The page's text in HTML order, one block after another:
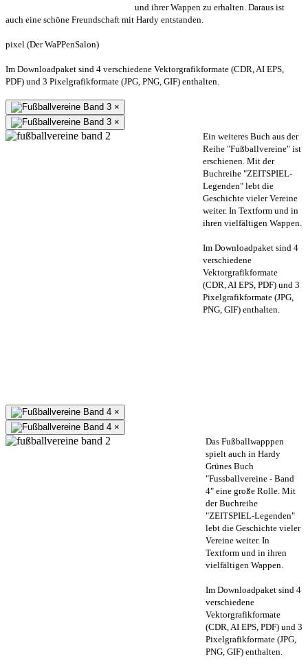
und ihrer Wappen zu erhalten. Daraus ist
auch eine schöne Freundschaft mit Hardy entstanden.
pixel (Der WaPPenSalon)
Im Downloadpaket sind 4 verschiedene Vektorgrafikformate (CDR, AI EPS,
PDF) und 3 Pixelgrafikformate (JPG, PNG, GIF) enthalten.
×
×
Ein weiteres Buch aus der
Reihe "Fußballvereine" ist
erschienen. Mit der
Buchreihe "ZEITSPIEL-
Legenden" lebt die
Geschichte vieler Vereine
weiter. In Textform und in
ihren vielfältigen Wappen.
Im Downloadpaket sind 4
verschiedene
Vektorgrafikformate
(CDR, AI EPS, PDF) und 3
Pixelgrafikformate (JPG,
PNG, GIF) enthalten.
×
×
Das Fußballwapppen
spielt auch in Hardy
Grünes Buch
"Fussballvereine - Band
4" eine große Rolle. Mit
der Buchreihe
"ZEITSPIEL-Legenden"
lebt die Geschichte vieler
Vereine weiter. In
Textform und in ihren
vielfältigen Wappen.
Im Downloadpaket sind 4
verschiedene
Vektorgrafikformate
(CDR, AI EPS, PDF) und 3
Pixelgrafikformate (JPG,
PNG, GIF) enthalten.